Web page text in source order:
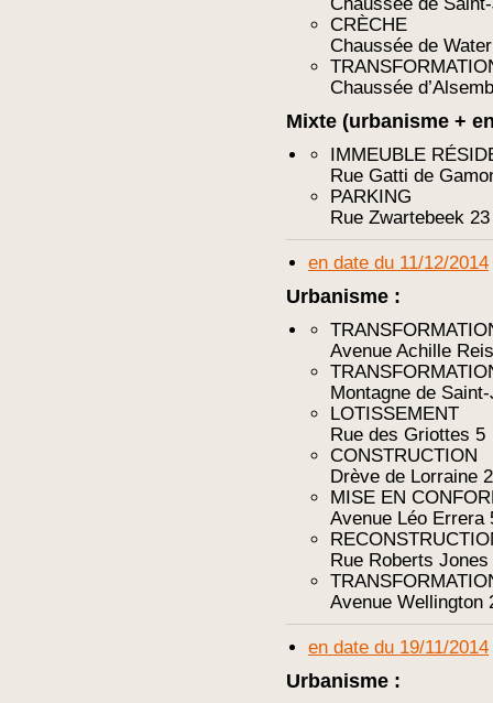
CRÈCHE
Chaussée de
Chaussée
Mixte (urbanisme +
IMMEUBLE
Rue Gatti de
PARKING
Rue Zwartebeek 23
en date du 11/12/2014
Urbanisme :
Avenue Achille
Montagne de
LOTISSEMENT
Rue des Griottes 5
CONSTRUCTION
Drève de Lorraine
MISE EN
Avenue Léo Errera
Rue Roberts Jones
Avenue Wellington
en date du 19/11/2014
Urbanisme :